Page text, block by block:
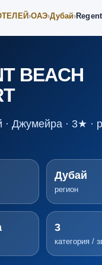
›ОАЭ›Дубай›
BEACH
Джумейра · 3★ ·
Дубай
регион
3
категория /